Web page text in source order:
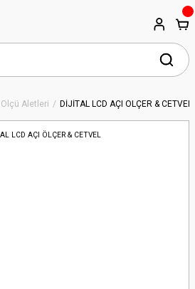
Ölçü Aletleri DİJİTAL LCD AÇI ÖLÇER & CETVEL